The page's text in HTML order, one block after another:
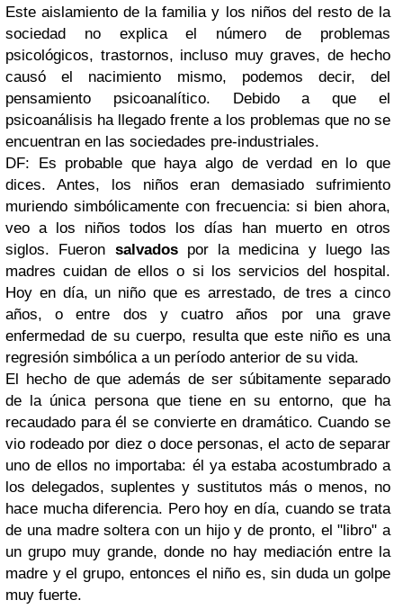
Este aislamiento de la familia y los niños del resto de la
sociedad no explica el número de problemas
psicológicos, trastornos, incluso muy graves, de hecho
causó el nacimiento mismo, podemos decir, del
pensamiento psicoanalítico. Debido a que el
psicoanálisis ha llegado frente a los problemas que no se
encuentran en las sociedades pre-industriales.
DF: Es probable que haya algo de verdad en lo que
dices. Antes, los niños eran demasiado sufrimiento
muriendo simbólicamente con frecuencia: si bien ahora,
veo a los niños todos los días han muerto en otros
siglos. Fueron salvadospor la medicina y luego las
madres cuidan de ellos o si los servicios del hospital.
Hoy en día, un niño que es arrestado, de tres a cinco
años, o entre dos y cuatro años por una grave
enfermedad de su cuerpo, resulta que este niño es una
regresión simbólica a un período anterior de su vida.
El hecho de que además de ser súbitamente separado
de la única persona que tiene en su entorno, que ha
recaudado para él se convierte en dramático. Cuando se
vio rodeado por diez o doce personas, el acto de separar
uno de ellos no importaba: él ya estaba acostumbrado a
los delegados, suplentes y sustitutos más o menos, no
hace mucha diferencia. Pero hoy en día, cuando se trata
de una madre soltera con un hijo y de pronto, el "libro" a
un grupo muy grande, donde no hay mediación entre la
madre y el grupo, entonces el niño es, sin duda un golpe
muy fuerte.